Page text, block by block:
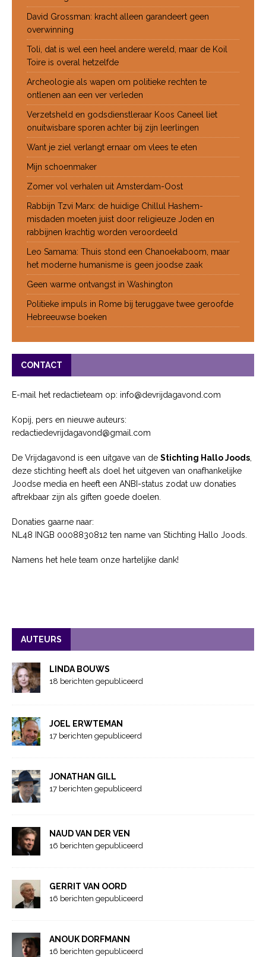
David Grossman: kracht alleen garandeert geen
overwinning
Toli, dat is wel een heel andere wereld, maar de Koil
Toire is overal hetzelfde
Archeologie als wapen om politieke rechten te
ontlenen aan een ver verleden
Verzetsheld en godsdienstleraar Koos Caneel liet
onuitwisbare sporen achter bij zijn leerlingen
Want je ziel verlangt ernaar om vlees te eten
Mijn schoenmaker
Zomer vol verhalen uit Amsterdam-Oost
Rabbijn Tzvi Marx: de huidige Chillul Hashem-
misdaden moeten juist door religieuze Joden en
rabbijnen krachtig worden veroordeeld
Leo Samama: Thuis stond een Chanoekaboom, maar
het moderne humanisme is geen joodse zaak
Geen warme ontvangst in Washington
Politieke impuls in Rome bij teruggave twee geroofde
Hebreeuwse boeken
CONTACT
E-mail het redactieteam op: info@devrijdagavond.com
Kopij, pers en nieuwe auteurs:
redactiedevrijdagavond@gmail.com
De Vrijdagavond is een uitgave van de Stichting Hallo Joods
deze stichting heeft als doel het uitgeven van onafhankelijke
Joodse media en heeft een ANBI-status zodat uw donaties
aftrekbaar zijn als giften goede doelen.
Donaties gaarne naar:
NL48 INGB 0008830812 ten name van Stichting Hallo Joods.
Namens het hele team onze hartelijke dank!
AUTEURS
LINDA BOUWS
18 berichten gepubliceerd
JOEL ERWTEMAN
17 berichten gepubliceerd
JONATHAN GILL
17 berichten gepubliceerd
NAUD VAN DER VEN
16 berichten gepubliceerd
GERRIT VAN OORD
16 berichten gepubliceerd
ANOUK DORFMANN
16 berichten gepubliceerd